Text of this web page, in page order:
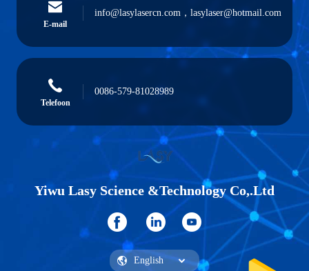
E-mail
info@lasylasercn.com，lasylaser@hotmail.com
Telefoon
0086-579-81028989
Yiwu Lasy Science &Technology Co,.Ltd